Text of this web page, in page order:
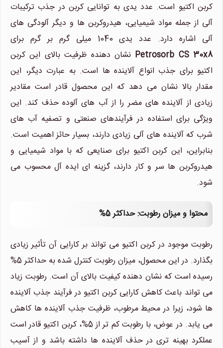
کربن اکتیو است. عدد یدی به توانایی کربن در جذب ترکیبات
آلی از جمله مواد شیمیایی، هیدروکربن ها و دیگر آلودگی های
آلی اشاره دارد. عدد یدی 1040 میلی گرم بر گرم برای
Petrosorb CS 30x8 نشان دهنده ظرفیت بالای این کربن
اکتیو برای جذب انواع آلاینده ها است. به عبارت دیگر، این
مقدار بالا نشان می دهد که این محصول قادر است مقادیر
زیادی از آلاینده های مضر را از آب های آلوده حذف کند. این
ویژگی برای استفاده در فرآیندهای صنعتی و تصفیه آب های
شرب که آلاینده های آلی زیادی دارند، بسیار حائز اهمیت است.
بنابراین، این کربن اکتیو برای صنایعی که با مواد شیمیایی و
هیدروکربن ها سر و کار دارند، گزینه ای ایده آل محسوب می
شود.
محتوا و میزان رطوبت: حداکثر 5%
رطوبت موجود در کربن اکتیو می تواند بر کارایی آن تأثیر زیادی
بگذارد. در این محصول، میزان رطوبت کنترل شده به حداکثر 5%
رسیده است که نشان دهنده کیفیت بالای آن است. رطوبت زیاد
می تواند باعث کاهش کارایی کربن اکتیو در فرآیند جذب آلاینده
ها شود، زیرا در محیط مرطوب، ظرفیت جذب آلاینده ها کاهش
می یابد. در عوض، با رطوبت کم تر از 5%، کربن اکتیو قادر است
عملکرد بهینه تری در حذف آلاینده ها داشته باشد و از آسیب
نیلان واتر
معمولا در لحظه پاسخگوی شما
هستیم.